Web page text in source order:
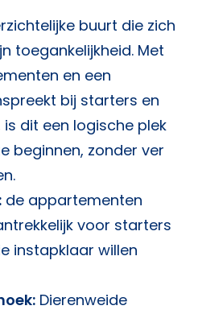
buurt die zich
toegankelijkheid. Met
en een
bij starters en
dit een logische plek
beginnen, zonder ver
de appartementen
voor starters
instapklaar willen
Dierenweide